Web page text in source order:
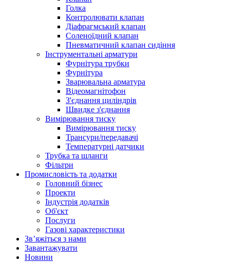
Голка
Контролювати клапан
Діафрагмський клапан
Соленоїдний клапан
Пневматичний клапан сидіння
Інструментальні арматури
Фурнітура трубки
Фурнітура
Зварювальна арматура
Відеомагнітофон
З'єднання циліндрів
Швидке з'єднання
Вимірювання тиску
Вимірювання тиску
Трансури/передавачі
Температурні датчики
Трубка та шланги
Фільтри
Промисловість та додатки
Головний бізнес
Проекти
Індустрія додатків
Об'єкт
Послуги
Газові характеристики
Зв’яжіться з нами
Завантажувати
Новини